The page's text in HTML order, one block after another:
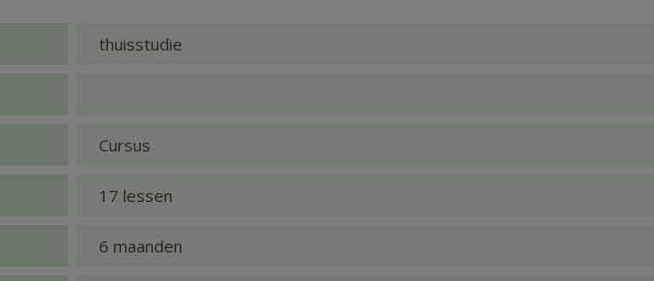
thuisstudie
Cursus
17 lessen
6 maanden